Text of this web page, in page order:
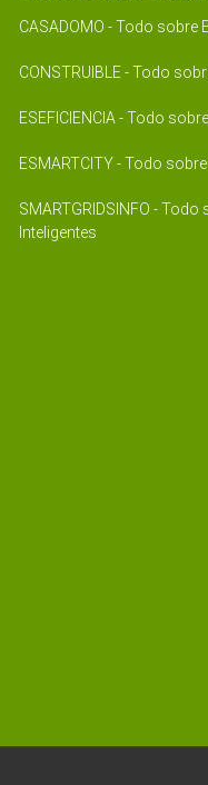
CASADOMO - Todo sobre
CONSTRUIBLE - Todo
ESEFICIENCIA - Todo
ESMARTCITY - Todo
SMARTGRIDSINFO -
Inteligentes